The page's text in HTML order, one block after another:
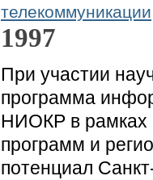
Вы здесь
телекоммуникации
1997
При участии
программа
НИОКР в рамках
программ и
потенциал